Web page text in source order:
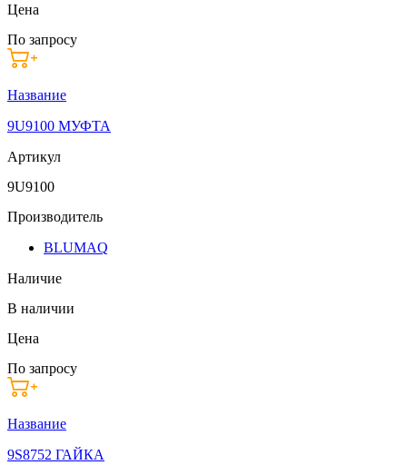
Цена
По запросу
Название
9U9100 МУФТА
Артикул
9U9100
Производитель
BLUMAQ
Наличие
В наличии
Цена
По запросу
Название
9S8752 ГАЙКА